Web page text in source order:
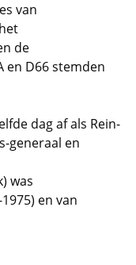
van
de
en D66 stemden
dag af als Rein-
generaal en
was
en van